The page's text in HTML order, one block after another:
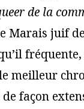
de la
Marais juif
meilleur
façon